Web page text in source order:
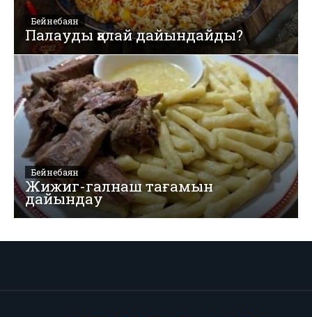
Бейнебаян
Палауды қалай дайындайды?
Бейнебаян
Жижиг-галнаш тағамын
дайындау